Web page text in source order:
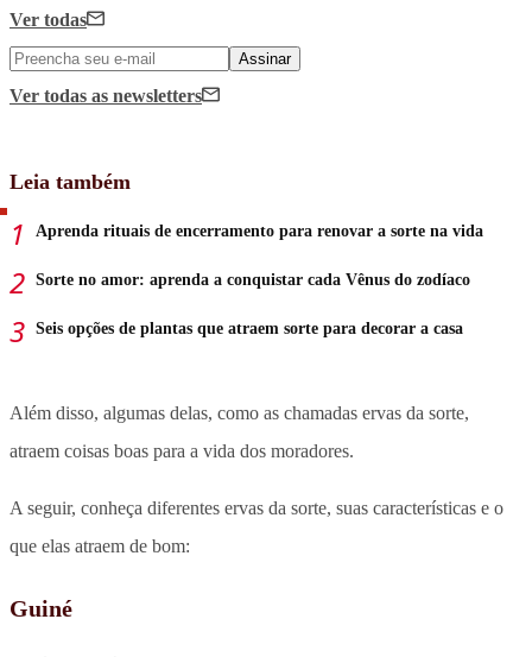
Ver todas
Assinar
Ver todas as newsletters
Leia também
Aprenda rituais de encerramento para renovar a sorte na vida
Sorte no amor: aprenda a conquistar cada Vênus do zodíaco
Seis opções de plantas que atraem sorte para decorar a casa
Além disso, algumas delas, como as chamadas ervas da sorte,
atraem coisas boas para a vida dos moradores.
A seguir, conheça diferentes ervas da sorte, suas características e o
que elas atraem de bom:
Guiné